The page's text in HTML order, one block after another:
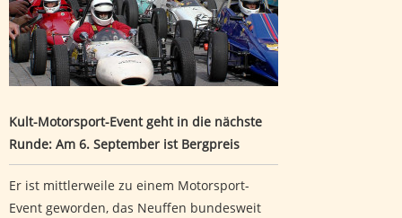
Kult-Motorsport-Event geht in die nächste
Runde: Am 6. September ist Bergpreis
Er ist mittlerweile zu einem Motorsport-
Event geworden, das Neuffen bundesweit